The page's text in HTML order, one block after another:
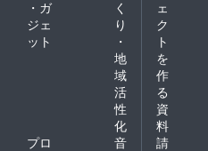
・ガ
ジェ
ット
く
り
・
地
域
活
性
化
プロ
音
ェ
ク
ト
を
作
る
資
料
請